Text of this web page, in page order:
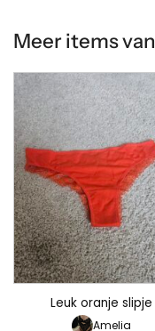
Meer items van
Leuk oranje slipje
Amelia